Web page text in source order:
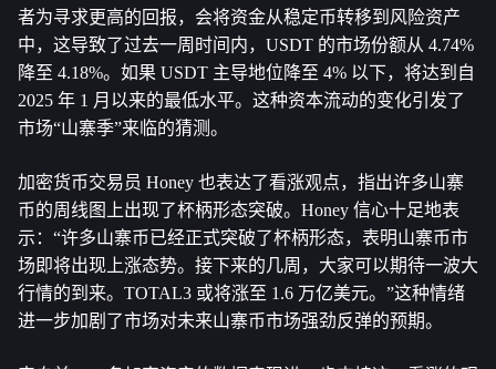
者为寻求更高的回报，会将资金从稳定币转移到风险资产
中，这导致了过去一周时间内，USDT 的市场份额从 4.74%
降至 4.18%。如果 USDT 主导地位降至 4% 以下，将达到自
2025 年 1 月以来的最低水平。这种资本流动的变化引发了
市场“山寨季”来临的猜测。
加密货币交易员 Honey 也表达了看涨观点，指出许多山寨
币的周线图上出现了杯柄形态突破。Honey 信心十足地表
示：“许多山寨币已经正式突破了杯柄形态，表明山寨币市
场即将出现上涨态势。接下来的几周，大家可以期待一波大
行情的到来。TOTAL3 或将涨至 1.6 万亿美元。”这种情绪
进一步加剧了市场对未来山寨币市场强劲反弹的预期。